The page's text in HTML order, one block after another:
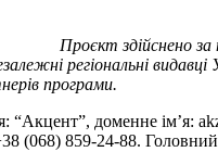
Проєкт здійснено
регіональні
програми.
“Акцент”, доменне ім’я:
(068) 859-24-88.